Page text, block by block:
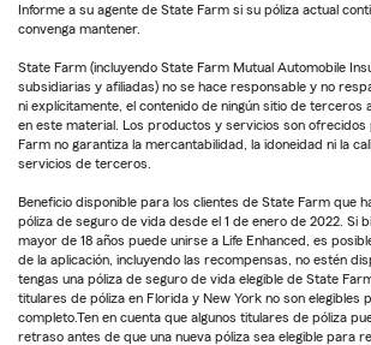
Informe a su agente de State Farm si su póliza actual
convenga mantener.
State Farm (incluyendo State Farm Mutual Automobile
subsidiarias y afiliadas) no se hace responsable y no
ni explícitamente, el contenido de ningún sitio de terceros
en este material. Los productos y servicios son
Farm no garantiza la mercantabilidad, la idoneidad ni la
servicios de terceros.
Beneficio disponible para los clientes de State Farm que
póliza de seguro de vida desde el 1 de enero de 2022. Si
mayor de 18 años puede unirse a Life Enhanced, es
de la aplicación, incluyendo las recompensas, no estén
tengas una póliza de seguro de vida elegible de State
titulares de póliza en Florida y New York no son elegibles
completo.Ten en cuenta que algunos titulares de póliza
retraso antes de que una nueva póliza sea elegible para